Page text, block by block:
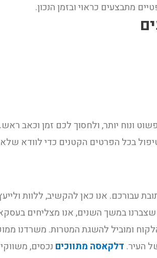
מתבצעים כראוי ובזמן הנכון.
ונוח יותר, ולחסוך לכם זמן וכאב
בכל הפרטים הקטנים כדי לוודא
עבורכם. אנו כאן להקשיב, ללוות
שצברנו במשך השנים, אנו מצליחים
ומוביל להשגת המטרות. משרדנו
העיר. דלקאסה מתווכים נכסים,